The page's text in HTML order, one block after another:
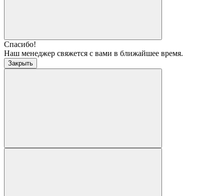
Спасибо!
Наш менеджер свяжется с вами в ближайшее время.
Закрыть